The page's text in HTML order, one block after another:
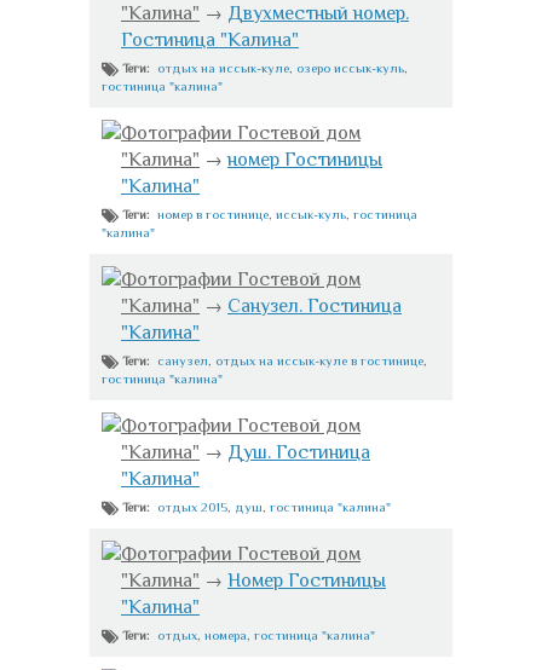
"Калина" → Двухместный номер.
Гостиница "Калина"
Теги: отдых на иссык-куле озеро иссык-куль
гостиница "калина"
Фотографии Гостевой дом
"Калина" →номер Гостиницы
"Калина"
Теги: номер в гостинице иссык-куль гостиница
"калина"
Фотографии Гостевой дом
"Калина" → Санузел. Гостиница
"Калина"
Теги: санузел отдых на иссык-куле в гостинице
гостиница "калина"
Фотографии Гостевой дом
"Калина" → Душ. Гостиница
"Калина"
Теги: отдых 2015 душ гостиница "калина"
Фотографии Гостевой дом
"Калина" → Номер Гостиницы
"Калина"
Теги: отдых номера гостиница "калина"